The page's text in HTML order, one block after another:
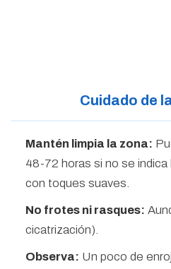
Cuidado de
Mantén limpia la zona:
48-72 horas si no se
con toques suaves.
No frotes ni rasques:
cicatrización).
Observa: Un poco de